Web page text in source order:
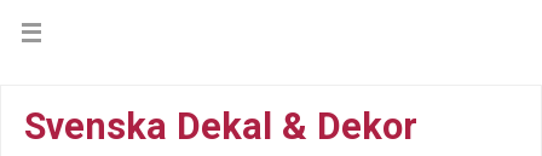
Svenska Dekal & Dekor